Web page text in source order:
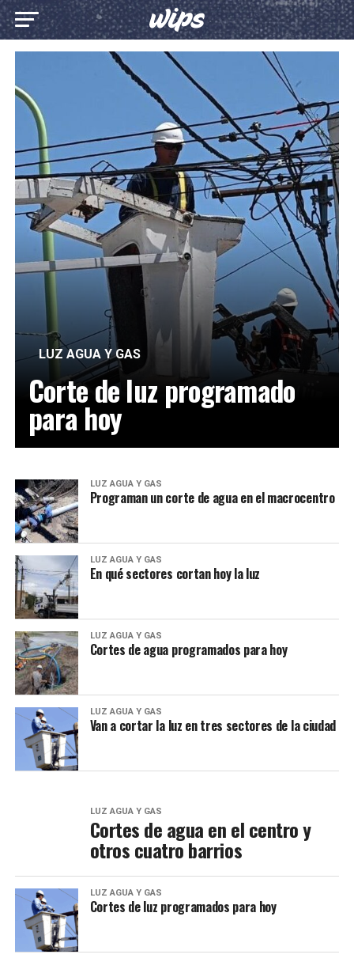
LUZ AGUA Y GAS
Corte de luz programado
para hoy
LUZ AGUA Y GAS
Programan un corte de agua en el macrocentro
LUZ AGUA Y GAS
En qué sectores cortan hoy la luz
LUZ AGUA Y GAS
Cortes de agua programados para hoy
LUZ AGUA Y GAS
Van a cortar la luz en tres sectores de la ciudad
LUZ AGUA Y GAS
Cortes de agua en el centro y
otros cuatro barrios
LUZ AGUA Y GAS
Cortes de luz programados para hoy